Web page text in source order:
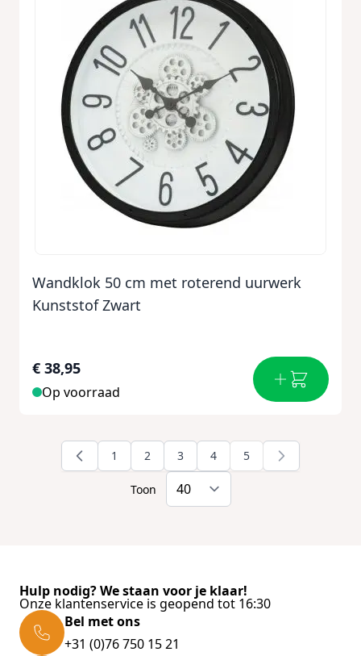
Wandklok 50 cm met roterend uurwerk
Kunststof Zwart
€ 38,95
Op voorraad
Pagina
1 Pagina
2 Pagina
3 Pagina
4 U lees momenteel
5
Toon
Hulp nodig? We staan voor je klaar!
Onze klantenservice is geopend tot 16:30
Bel met ons
+31 (0)76 750 15 21